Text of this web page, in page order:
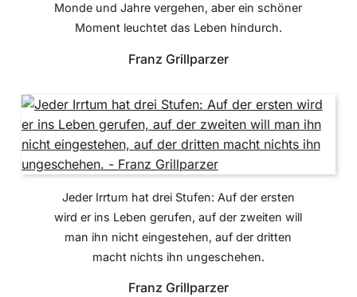
Monde und Jahre vergehen, aber ein schöner
Moment leuchtet das Leben hindurch.
Franz Grillparzer
Jeder Irrtum hat drei Stufen: Auf der ersten
wird er ins Leben gerufen, auf der zweiten will
man ihn nicht eingestehen, auf der dritten
macht nichts ihn ungeschehen.
Franz Grillparzer